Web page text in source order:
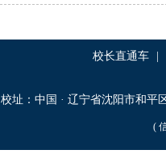
校长直通车
校址：中国 · 辽宁省沈阳市和平
(